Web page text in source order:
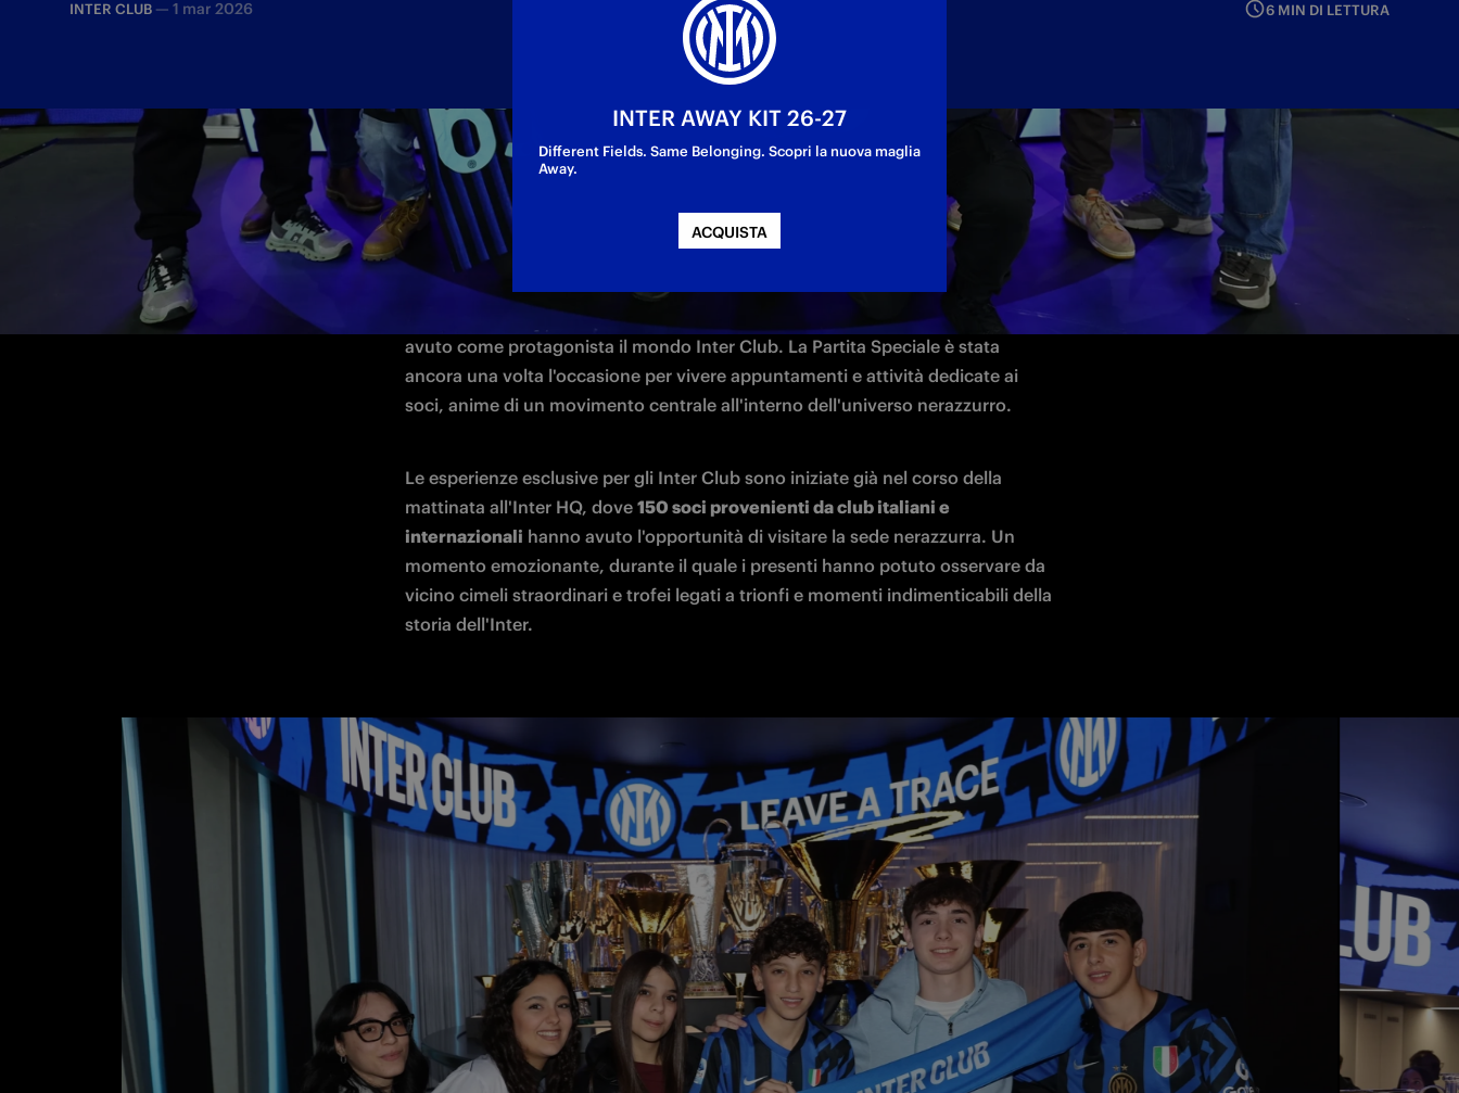
INTER CLUB — 1 mar 2026 6 MIN DI LETTURA
Una giornata di festa, celebrazioni e tanta passione nerazzurra: il successo
dell'Inter contro il Genoa ha chiuso nella maniera migliore un sabato che ha
avuto come protagonista il mondo Inter Club. La Partita Speciale è stata
ancora una volta l'occasione per vivere appuntamenti e attività dedicate ai
soci, anime di un movimento centrale all'interno dell'universo nerazzurro.
Le esperienze esclusive per gli Inter Club sono iniziate già nel corso della
mattinata all'Inter HQ, dove 150 soci provenienti da club italiani e
internazionali hanno avuto l'opportunità di visitare la sede nerazzurra. Un
momento emozionante, durante il quale i presenti hanno potuto osservare da
vicino cimeli straordinari e trofei legati a trionfi e momenti indimenticabili della
storia dell'Inter.
INTER AWAY KIT 26-27
Different Fields. Same Belonging. Scopri la nuova maglia
Away.
ACQUISTA